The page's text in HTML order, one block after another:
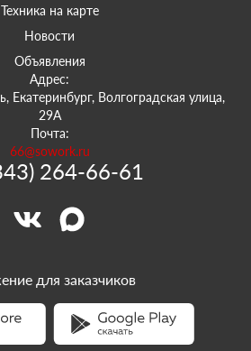
Техника на карте
Новости
Объявления
Адрес:
Екатеринбург, Волгоградская улица,
29А
Почта:
66@sowork.ru
264-66-61
для заказчиков